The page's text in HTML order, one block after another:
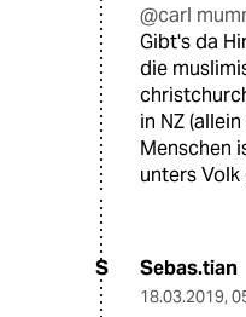
@carl
Gibt's da
die
in NZ
Menschen
unters
S Sebas.tian
18.03.2019,